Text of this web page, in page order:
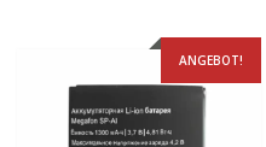
ANGEBOT!